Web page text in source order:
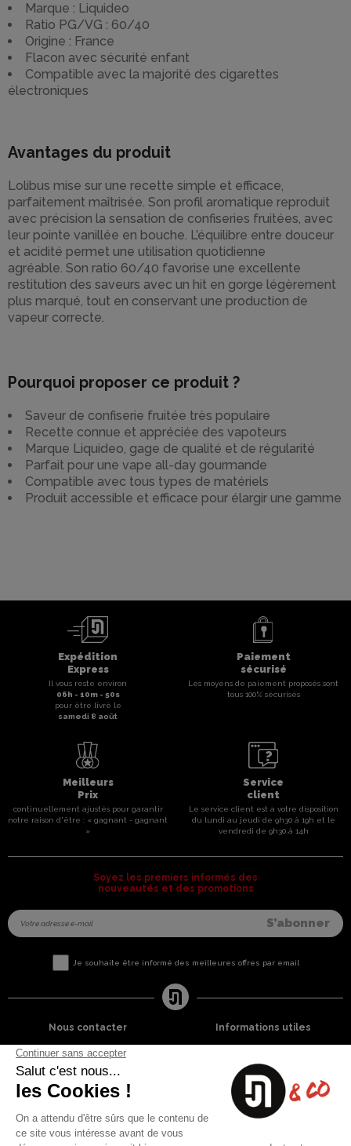
Marque : Liquideo
Ratio PG/VG : 60/40
Origine : France
Flacon avec sécurité enfant
Compatible avec la majorité des cigarettes
électroniques
Avantages du produit
Lolibus mise sur une recette simple et efficace,
parfaitement maîtrisée. Son profil aromatique reproduit
avec précision la sensation de confiseries fruitées, avec
leur pointe vanillée en bouche. L’équilibre entre douceur
et acidité permet une utilisation quotidienne
agréable. Son ratio 60/40 favorise une excellente
restitution des saveurs avec un hit en gorge légèrement
plus marqué, tout en conservant une production de
vapeur correcte.
Pourquoi proposer ce produit ?
Saveur de confiserie fruitée très populaire
Recette connue et appréciée des vapoteurs
Marque Liquideo, gage de qualité et de régularité
Parfait pour une vape all-day gourmande
Compatible avec tous types de matériels
Produit accessible et efficace pour élargir une gamme
Expédition
Express
Il vous reste environ
06h - 10m - 50s
pour être livré le
samedi 8 août
Paiement
sécurisé
Les moyens de paiement proposés sont
tous 100% sécurisés
Meilleurs
Prix
continuellement ajustés pour garantir
notre raison d'être : « gagnant - gagnant
»
Service
client
Le service client est a votre disposition
du lundi au jeudi de 9h30 à 19h et le
vendredi de 9h30 à 14h
Soyez les premiers informés des
nouveautés et des promotions
Je souhaite être informé des meilleures offres par email
Nous contacter
8 rue du capitaine Jean Croisa
13009 Marseille
+33 (0)4 91 07 41 16
Facebook Instagram
Informations utiles
Garantie satisfaction
Paiement sécurisé
Plan du site
Blog